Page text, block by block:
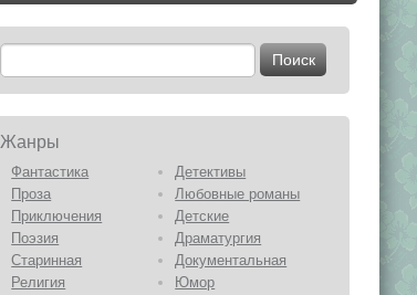
Жанры
Фантастика
Детективы
Проза
Любовные романы
Приключения
Детские
Поэзия
Драматургия
Старинная
Документальная
Религия
Юмор